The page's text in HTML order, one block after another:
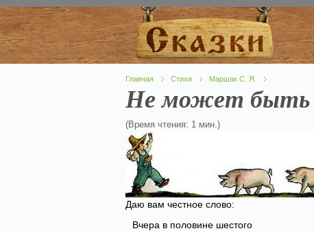
Главная Стихи Маршак С. Я.
Не может быть
(Время чтения: 1 мин.)
Даю вам честное слово:
Вчера в половине шестого